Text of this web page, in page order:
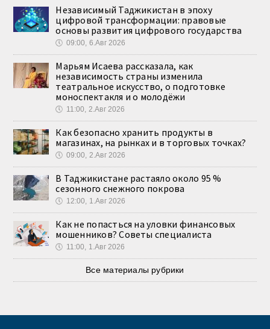
Независимый Таджикистан в эпоху
цифровой трансформации: правовые
основы развития цифрового государства
🕔 09:00, 6.Авг 2026
Марьям Исаева рассказала, как
независимость страны изменила
театральное искусство, о подготовке
моноспектакля и о молодёжи
🕔 11:00, 2.Авг 2026
Как безопасно хранить продукты в
магазинах, на рынках и в торговых точках?
🕔 09:00, 2.Авг 2026
В Таджикистане растаяло около 95 %
сезонного снежного покрова
🕔 12:00, 1.Авг 2026
Как не попасться на уловки финансовых
мошенников? Советы специалиста
🕔 11:00, 1.Авг 2026
Все материалы рубрики